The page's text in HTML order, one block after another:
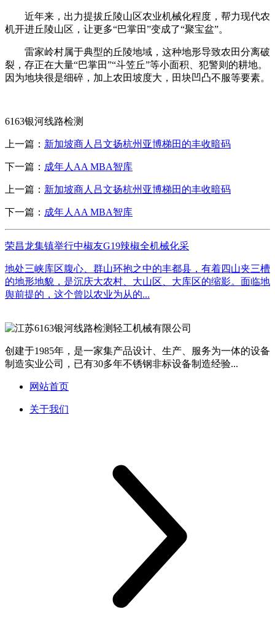
近年来，出力提拔丘陵山区农业机械化程度，帮力现代农
机开进丘陵山区，让更多“巴掌田”变成了“聚宝盆”。
‌雷家岭村属于典型的丘陵地域，这种地形导致农田分离破
裂，存正在大量“巴掌田”“斗笠丘”等小面积、犯警则的耕地。
因为地块很是细碎，加上农田坡度大，田块凹凸不服等要素。
6163银河线路检测
上一篇： 新加坡商人吕文扬杭州亚博梯田的丰收暗码
下一篇： 成年人AA MBA智库
上一篇： 新加坡商人吕文扬杭州亚博梯田的丰收暗码
下一篇： 成年人AA MBA智库
荣昌龙集镇举行中椒友G19辣椒全机械化采
地处三峡库区腹心、群山环抱之中的丰都县，有着四山夹三槽
的地形地貌，是沉庆大农村、大山区、大库区的缩影。面临地
舆前提的，这个曾以农业为从的...
创建于1985年，是一家集产品设计、生产、服务为一体的设备
制造实业公司，已有30多年不锈钢非标设备制造经验...
网站首页
关于我们